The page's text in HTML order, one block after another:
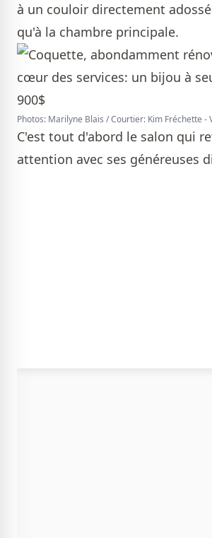
à un couloir directement
qu'à la chambre principale.
Photos: Marilyne Blais / Courtier: Kim Fréchette -
C'est tout d'abord le salon qui
attention avec ses généreuses